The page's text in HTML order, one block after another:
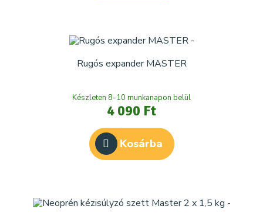
Rugós expander MASTER
Készleten 8-10 munkanapon belül
4 090 Ft
Kosárba